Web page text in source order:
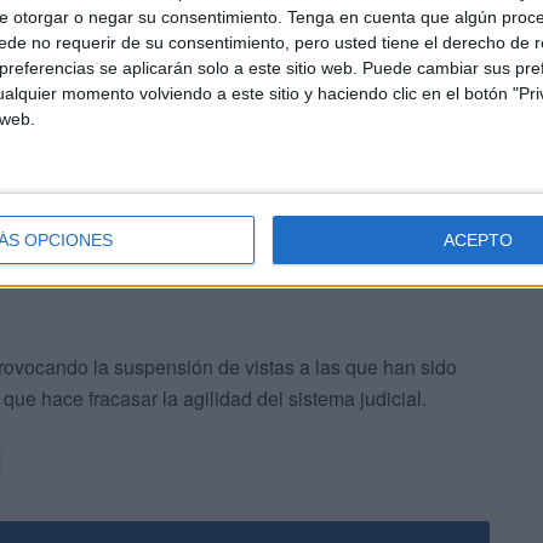
otorgar o negar su consentimiento. Tenga en cuenta que algún
no requerir de su consentimiento, pero usted tiene el derecho de
se aplicarán solo a este sitio web. Puede cambiar sus
momento volviendo a este sitio y haciendo clic en el botón
OPCIONES ACEPTO
del hachís encontrado.
suspender eljuiciodejando constancia que se
con el análisis de la droga ante la
el titular del Penal 2.
la suspensión de vistas a las que han sido
hace fracasar la agilidad del sistema judicial.